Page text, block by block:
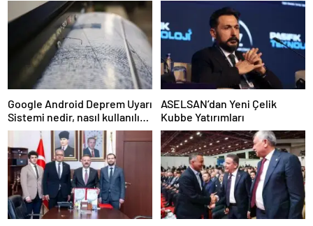
Google Android Deprem Uyarı
Sistemi nedir, nasıl kullanılır?
Android Deprem Uyarı
Sistemi Açma Adımları!
ASELSAN’dan Yeni Çelik
Kubbe Yatırımları